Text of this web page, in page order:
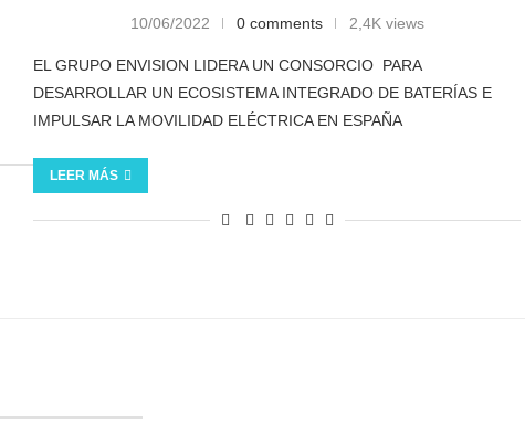
10/06/2022 0 comments 2,4K views
EL GRUPO ENVISION LIDERA UN CONSORCIO PARA
DESARROLLAR UN ECOSISTEMA INTEGRADO DE BATERÍAS E
IMPULSAR LA MOVILIDAD ELÉCTRICA EN ESPAÑA
LEER MÁS